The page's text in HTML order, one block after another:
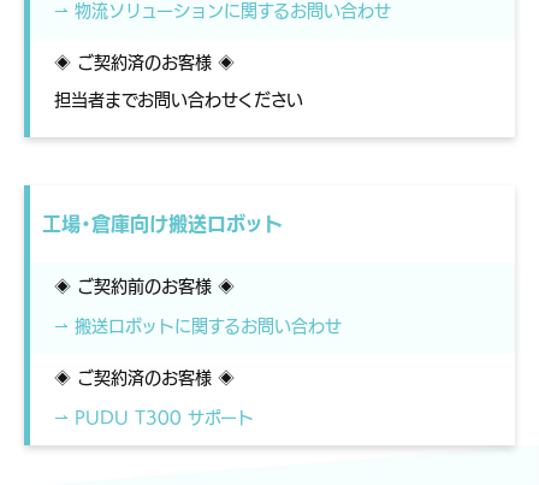
⇀ 物流ソリューションに関するお問い合わせ
◈ ご契約済のお客様 ◈
担当者までお問い合わせください
工場・倉庫向け搬送ロボット
◈ ご契約前のお客様 ◈
⇀ 搬送ロボットに関するお問い合わせ
◈ ご契約済のお客様 ◈
⇀ PUDU T300 サポート